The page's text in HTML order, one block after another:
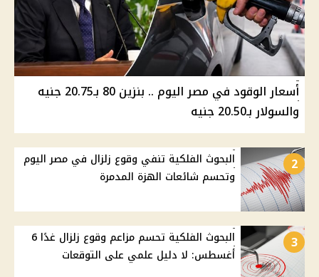
أسعار الوقود في مصر اليوم .. بنزين 80 بـ20.75 جنيه
والسولار بـ20.50 جنيه
2
البحوث الفلكية تنفي وقوع زلزال في مصر اليوم
وتحسم شائعات الهزة المدمرة
3
البحوث الفلكية تحسم مزاعم وقوع زلزال غدًا 6
أغسطس: لا دليل علمي على التوقعات